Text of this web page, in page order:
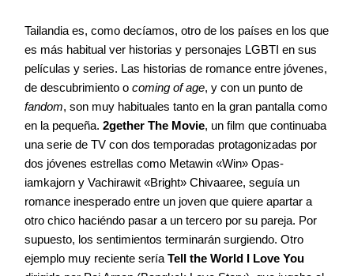
Tailandia es, como decíamos, otro de los países en los que
es más habitual ver historias y personajes LGBTI en sus
películas y series. Las historias de romance entre jóvenes,
de descubrimiento o coming of age, y con un punto de
fandom, son muy habituales tanto en la gran pantalla como
en la pequeña. 2gether The Movie, un film que continuaba
una serie de TV con dos temporadas protagonizadas por
dos jóvenes estrellas como Metawin «Win» Opas-
iamkajorn y Vachirawit «Bright» Chivaaree, seguía un
romance inesperado entre un joven que quiere apartar a
otro chico haciéndo pasar a un tercero por su pareja. Por
supuesto, los sentimientos terminarán surgiendo. Otro
ejemplo muy reciente sería Tell the World I Love You